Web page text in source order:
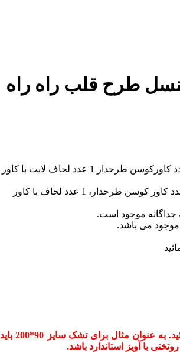
طرح قلب راه راه
یکنفره 4 تکه : ( 1 عدد کاور تشک کشدوز، 1 عدد روبالشی طرحدار، 1عدد کاورکوسن طرحدار 1 عدد لحاف لایت با کاور
دونفره 6 تکه : ( 1 عدد کاور تشک کشدوز، 2 عدد روبالشی طرحدار، 2 عدد کاور کوسن طرحدار، 1 عدد لحاف با کاور
جداگانه موجود است.
موجود می باشد.
جهت سفارش سرویس روتختی میبایست سایز را براساس تشک انتخاب نمائید. به عنوان مثال برای تشک سایز 90*200 باید